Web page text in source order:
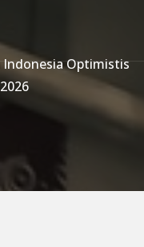
Indonesia Optimistis